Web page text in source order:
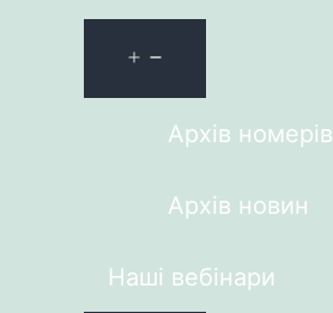
Архів номерів
Архів новин
Наші вебінари